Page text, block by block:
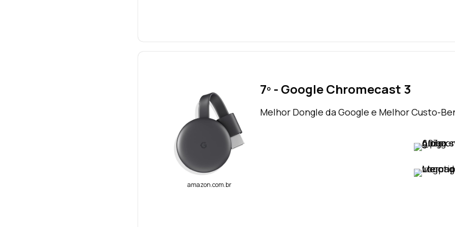
amazon.com.br
7º - Google Chromecast 3
Melhor Dongle da Google e Melhor Custo-